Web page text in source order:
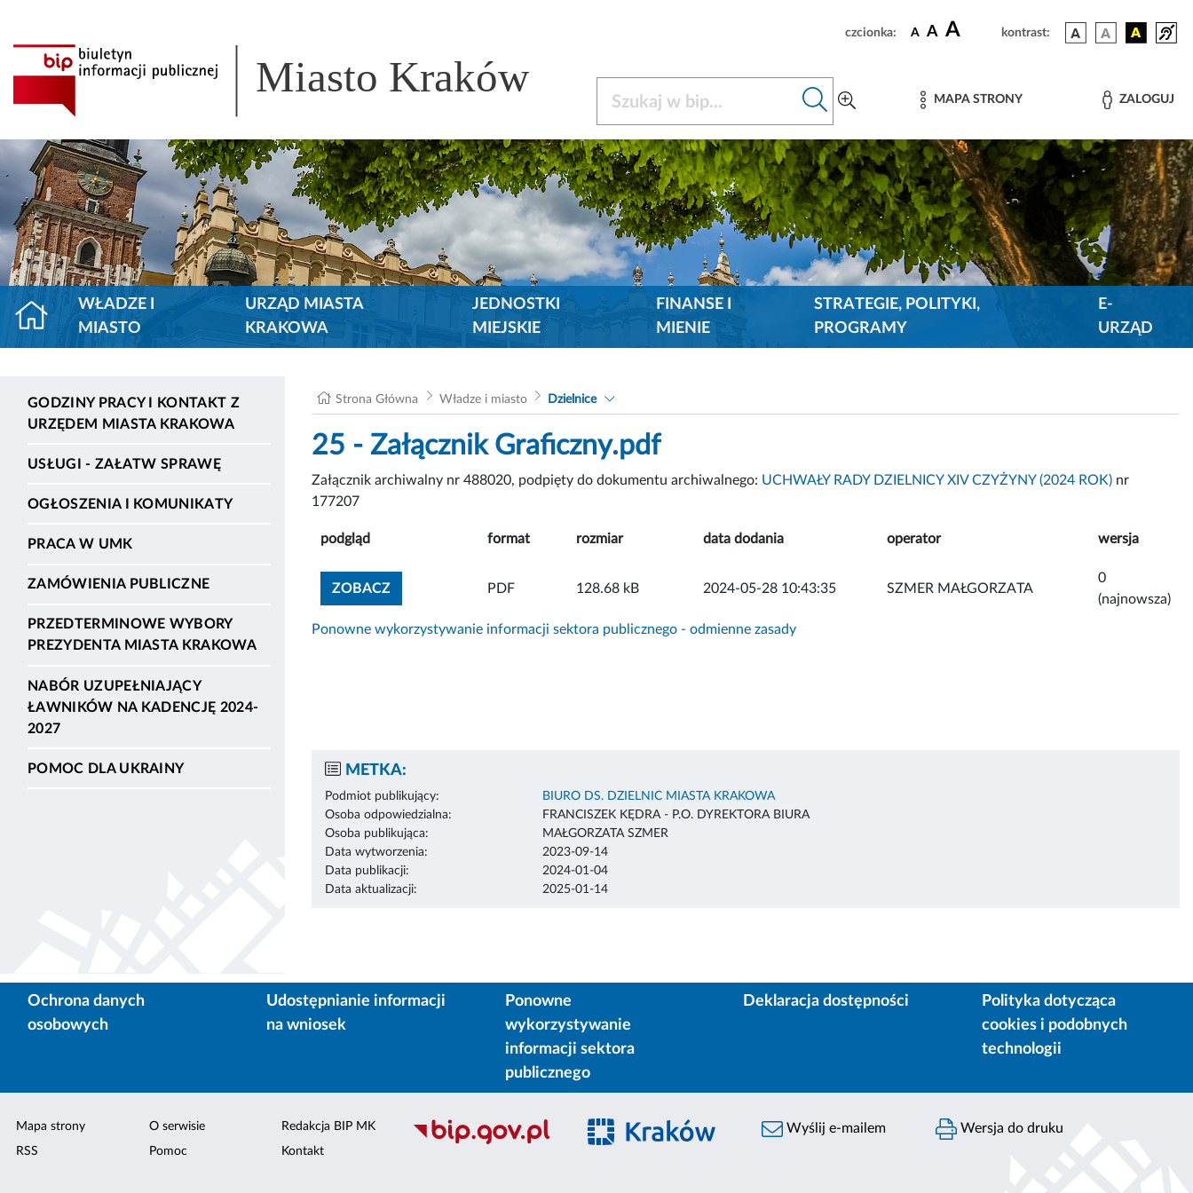
czcionka: A A A kontrast:
Miasto Kraków MAPA STRONY ZALOGUJ
WŁADZE I
MIASTO
URZĄD MIASTA
KRAKOWA
JEDNOSTKI
MIEJSKIE
FINANSE I
MIENIE
STRATEGIE, POLITYKI,
PROGRAMY
E-
URZĄD
GODZINY PRACY I KONTAKT Z
URZĘDEM MIASTA KRAKOWA
USŁUGI - ZAŁATW SPRAWĘ
OGŁOSZENIA I KOMUNIKATY
PRACA W UMK
ZAMÓWIENIA PUBLICZNE
PRZEDTERMINOWE WYBORY
PREZYDENTA MIASTA KRAKOWA
NABÓR UZUPEŁNIAJĄCY
ŁAWNIKÓW NA KADENCJĘ 2024-
2027
POMOC DLA UKRAINY
Strona Główna Władze i miasto Dzielnice
25 - Załącznik Graficzny.pdf
Załącznik archiwalny nr 488020, podpięty do dokumentu archiwalnego: UCHWAŁY RADY DZIELNICY XIV CZYŻYNY (2024 ROK) nr
177207
podgląd format rozmiar data dodania operator wersja
ZOBACZZOBACZ ZAŁĄCZNIK
PDF 128.68 kB 2024-05-28 10:43:35 SZMER MAŁGORZATA
0
(najnowsza)
Ponowne wykorzystywanie informacji sektora publicznego - odmienne zasady
METKA:
Podmiot publikujący:
BIURO DS. DZIELNIC MIASTA KRAKOWA
Osoba odpowiedzialna:
FRANCISZEK KĘDRA - P.O. DYREKTORA BIURA
Osoba publikująca:
MAŁGORZATA SZMER
Data wytworzenia:
2023-09-14
Data publikacji:
2024-01-04
Data aktualizacji:
2025-01-14
Ochrona danych
osobowych
Udostępnianie informacji
na wniosek
Ponowne
wykorzystywanie
informacji sektora
publicznego
Deklaracja dostępności
Polityka dotycząca
cookies i podobnych
technologii
Mapa strony
RSS
O serwisie
Pomoc
Redakcja BIP MK
Kontakt
Wyślij e-mailem Wersja do druku